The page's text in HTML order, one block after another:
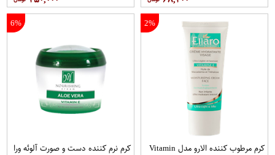
2%
کرم مرطوب کننده الارو مدل Vitamin
6%
کرم نرم کننده دست و صورت آلوئه ورا